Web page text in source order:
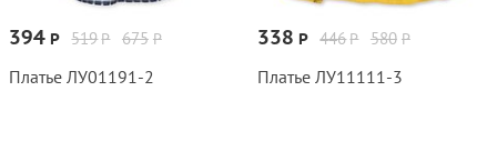
675 Р
519Р
394 Р
Платье ЛУ01191‑2
580 Р
446Р
338 Р
Платье ЛУ11111‑3